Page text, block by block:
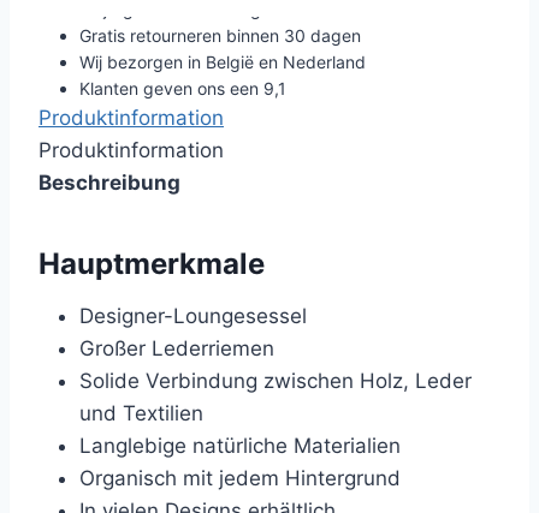
Gratis retourneren binnen 30 dagen
Wij bezorgen in België en Nederland
Klanten geven ons een 9,1
Produktinformation
Produktinformation
Beschreibung
Hauptmerkmale
Designer-Loungesessel
Großer Lederriemen
Solide Verbindung zwischen Holz, Leder
und Textilien
Langlebige natürliche Materialien
Organisch mit jedem Hintergrund